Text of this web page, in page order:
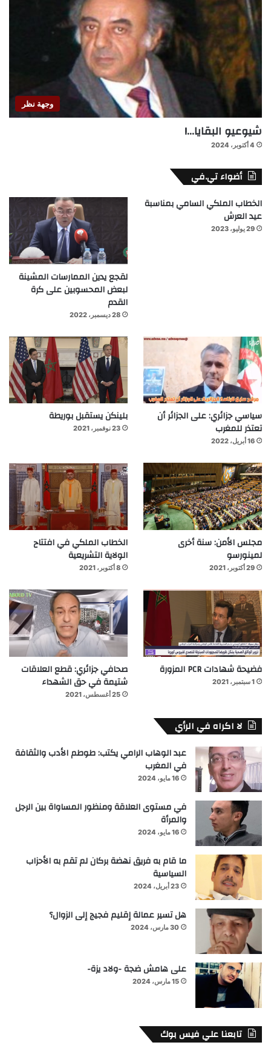
وجهة نظر
شيوعيو البقايا…!
4 أكتوبر، 2024
أضواء تي.في
الخطاب الملكي السامي بمناسبة
عيد العرش
29 يوليو، 2023
لقجع يدين الممارسات المشينة
لبعض المحسوبين على كرة
القدم
28 ديسمبر، 2022
سياسي جزائري: على الجزائر أن
تعتذر للمغرب
16 أبريل، 2022
بلينكن يستقبل بوريطة
23 نوفمبر، 2021
مجلس الأمن: سنة أخرى
لمينورسو
29 أكتوبر، 2021
الخطاب الملكي في افتتاح
الولاية التشريعية
8 أكتوبر، 2021
فضيحة شهادات PCR المزورة
1 سبتمبر، 2021
صحافي جزائري: قطع العلاقات
شتيمة في حق الشهداء
25 أغسطس، 2021
لا اكراه في الرأي
عبد الوهاب الرامي يكتب: طوطم الأدب والثقافة
في المغرب
16 مايو، 2024
في مستوى العلاقة ومنظور المساواة بين الرجل
والمرأة
16 مايو، 2024
ما قام به فريق نهضة بركان لم تقم به الأحزاب
السياسية
23 أبريل، 2024
هل تسير عمالة إقليم فجيج إلى الزوال؟
30 مارس، 2024
على هامش ضجة -ولاد يزة-
15 مارس، 2024
تابعنا علي فيس بوك